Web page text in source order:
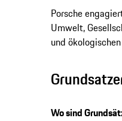
Porsche
Umwelt,
und
Wo sind